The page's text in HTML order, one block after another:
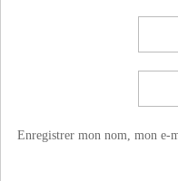
Enregistrer mon nom, mon e-